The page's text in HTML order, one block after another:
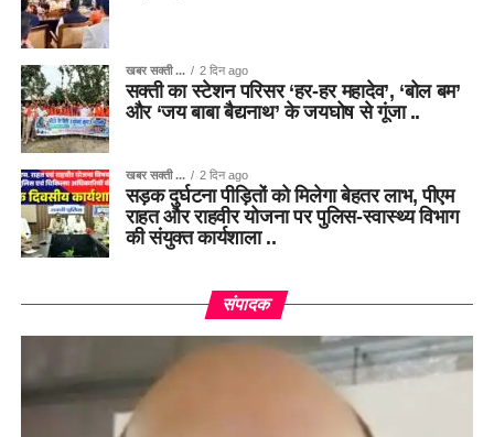
खबर सक्ती ... 2 दिन ago
सक्ती का स्टेशन परिसर ‘हर-हर महादेव’, ‘बोल बम’
और ‘जय बाबा बैद्यनाथ’ के जयघोष से गूंजा ..
खबर सक्ती ... 2 दिन ago
सड़क दुर्घटना पीड़ितों को मिलेगा बेहतर लाभ, पीएम
राहत और राहवीर योजना पर पुलिस-स्वास्थ्य विभाग
की संयुक्त कार्यशाला ..
संपादक